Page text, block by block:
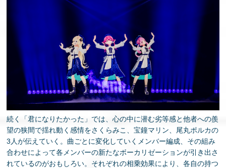
続く「君になりたかった」では、心の中に潜む劣等感と他者への羨
望の狭間で揺れ動く感情をさくらみこ、宝鐘マリン、尾丸ポルカの
3人が伝えていく。曲ごとに変化していくメンバー編成、その組み
合わせによって各メンバーの新たなボーカリゼーションが引き出さ
れているのがおもしろい。それぞれの相乗効果により、各自の持つ